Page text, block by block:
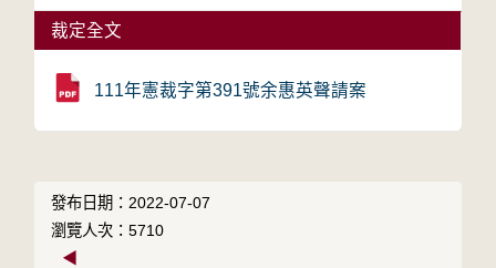
裁定全文
111年憲裁字第391號余惠英聲請案
發布日期：2022-07-07
瀏覽人次：5710
◀